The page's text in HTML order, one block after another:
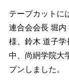
テープカットに
連合会会長 堀
様、鈴木 道子
中、尚絅学院大
プンしました。